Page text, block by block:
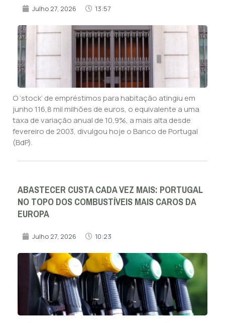
Julho 27, 2026 13:57
O ‘stock’ de empréstimos para habitação atingiu em
junho 116,8 mil milhões de euros, o equivalente a uma
taxa de variação anual de 10,9%, a mais alta desde
fevereiro de 2003, divulgou hoje o Banco de Portugal
(BdP).
ABASTECER CUSTA CADA VEZ MAIS: PORTUGAL
NO TOPO DOS COMBUSTÍVEIS MAIS CAROS DA
EUROPA
Julho 27, 2026 10:23